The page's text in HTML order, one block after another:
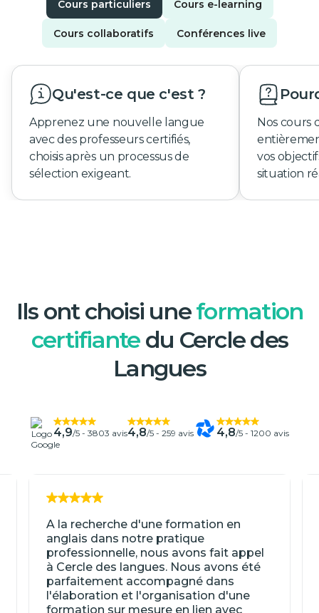
Cours particuliers Cours e-learning
Cours collaboratifs Conférences live
Qu'est-ce que c'est ?
Apprenez une nouvelle langue
avec des professeurs certifiés,
choisis après un processus de
sélection exigeant.
Nos cours
vos
situation
Ils ont choisi uneformation
certifiantedu Cercle des
Langues
4,9/5 - 3803 avis4,8/5 - 259 avis 4,8/5 - 1200 avis
A la recherche d'une formation en
anglais dans notre pratique
professionnelle, nous avons fait appel
à Cercle des langues. Nous avons été
parfaitement accompagné dans
l'élaboration et l'organisation d'une
formation sur mesure en lien avec